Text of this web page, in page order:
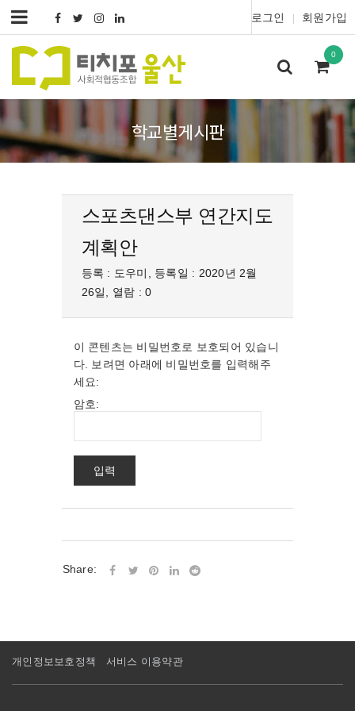
로그인 회원가입
0
학교별게시판
스포츠댄스부 연간지도
계획안
등록 : 도우미, 등록일 : 2020년 2월
26일, 열람 : 0
이 콘텐츠는 비밀번호로 보호되어 있습니
다. 보려면 아래에 비밀번호를 입력해주
세요:
암호:
Share:
개인정보보호정책 서비스 이용약관